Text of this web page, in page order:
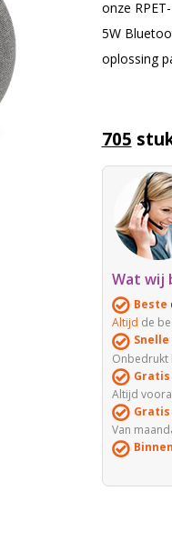
onze
5W
oplossing
705
Wat wij
Beste
Altijd de
Snelle
Onbedrukt
Gratis
Altijd
Gratis
Van